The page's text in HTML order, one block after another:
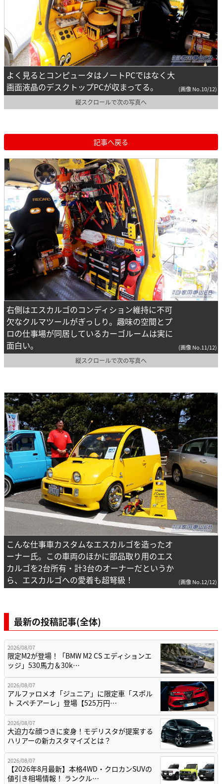
よく見るとコンピュータはノートPCではなく大
画面液晶のデスクトップPCが収まってる。
(画像 No.10/12)
縦スクロールで次の写真へ
記事へ戻る
右側はエスカルゴのコンディション維持に不可
欠なクルマツールがぎっしり。趣味の空間とプ
ロの仕事場が同居しているカーゴルームは実に
面白い。
(画像 No.11/12)
縦スクロールで次の写真へ
こんな仕事車カスタムなエスカルゴを造ったオ
ーナー氏。この車両のほかに部品取り用のエス
カルゴを2台所有・計3台のオーナーだというか
ら、エスカルゴへの愛着も超弩級！
(画像 No.12/12)
最新の投稿記事(全体)
2026/08/07
限定M2が登場！「BMW M2 CS エディションエ
ッジ」530馬力＆30k…
2026/08/07
アルファロメオ「ジュニア」に限定車「スポル
ト スペチアーレ」登場【525万円…
2026/08/07
大迫力な顔つきに変身！モデリスタが提案する
ハリアーの新カスタマイズとは？
2026/08/07
【2026年8月最新】本格4WD・クロカンSUVの
値引き相場情報！ ランクル…